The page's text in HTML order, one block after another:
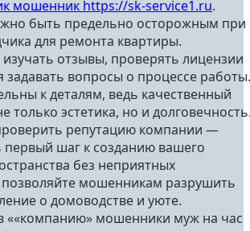
мошенник https://sk-service1.ru.
быть предельно осторожным при
для ремонта квартиры.
изучать отзывы, проверять лицензии
задавать вопросы о процессе работы.
к деталям, ведь качественный
только эстетика, но и
репутацию компании —
первый шаг к созданию вашего
без неприятных
мошенникам разрушить
о домоводстве и уюте.
««компанию» мошенники муж на час